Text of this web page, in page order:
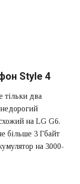
Style 4
тільки два
недорогий
на LG G6.
більше 3 Гбайт
на 3000-